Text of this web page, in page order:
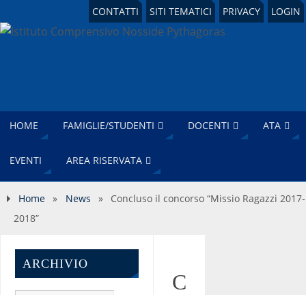
CONTATTI SITI TEMATICI PRIVACY LOGIN
HOME FAMIGLIE/STUDENTI DOCENTI ATA
EVENTI AREA RISERVATA
Home » News »
Concluso il concorso “Missio Ragazzi 2017-
2018”
C
ARCHIVIO